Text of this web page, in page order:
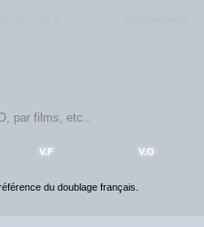
V.F V.O
référence du doublage français.